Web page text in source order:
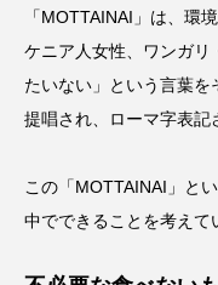
「MOTTAINAI」は、環
ケニア人女性、ワンガリ
たいない」という言葉を
提唱され、ローマ字表記
この「MOTTAINAI」と
中でできることを考えて